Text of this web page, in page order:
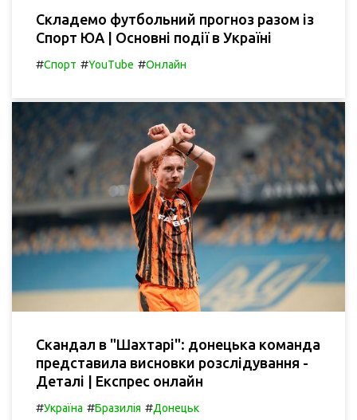
Складемо футбольний прогноз разом із
Спорт ЮА | Основні події в Україні
#Спорт #YouTube #Онлайн
Скандал в "Шахтарі": донецька команда
представила висновки розслідування -
Деталі | Експрес онлайн
#Україна #Бразилія #Донецьк